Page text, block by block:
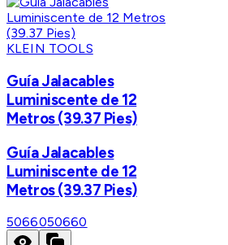
KLEIN TOOLS
Guía Jalacables
Luminiscente de 12
Metros (39.37 Pies)
Guía Jalacables
Luminiscente de 12
Metros (39.37 Pies)
5066050660